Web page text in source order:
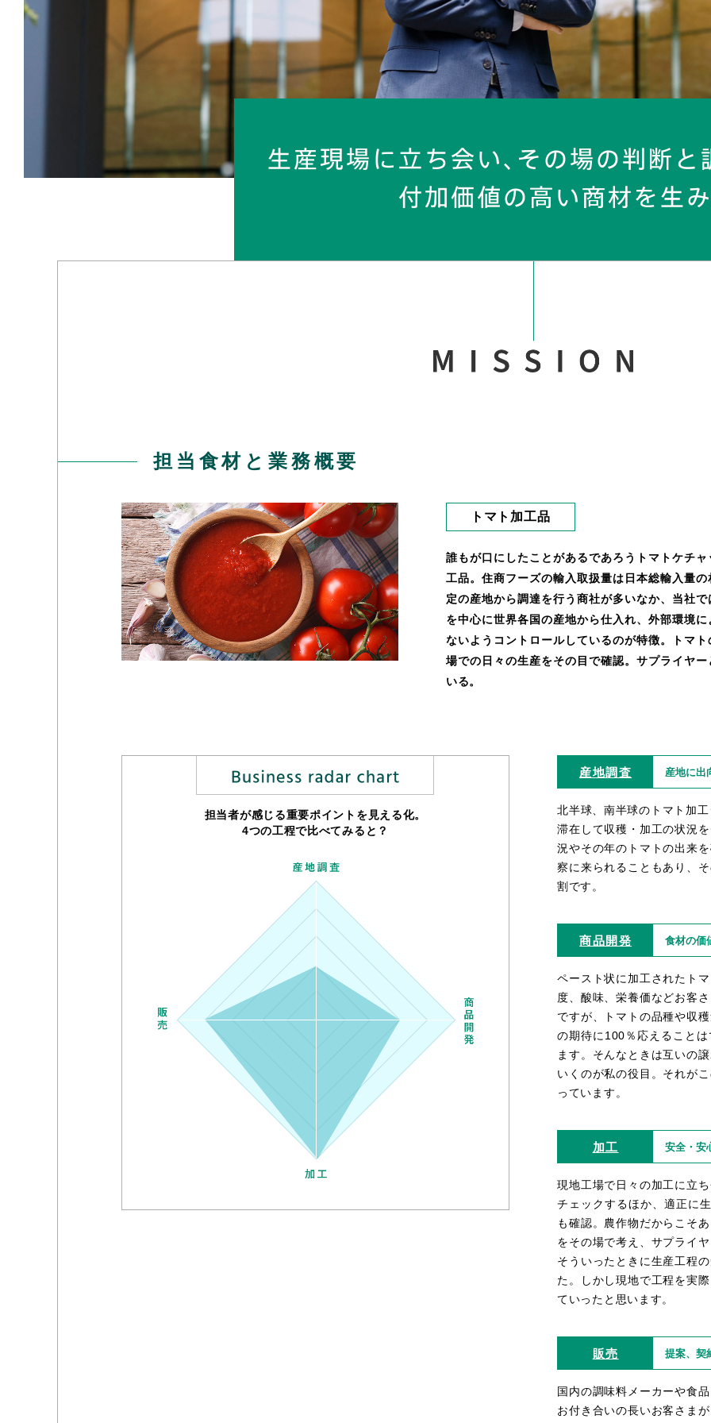
担当食材と業務概要
トマト加工品
誰もが口にしたことがあるであろうトマトケチ
工品。住商フーズの輸入取扱量は日本総輸入量
定の産地から調達を行う商社が多いなか、当社
を中心に世界各国の産地から仕入れ、外部環境
ないようコントロールしているのが特徴。トマ
場での日々の生産をその目で確認。サプライヤ
いる。
担当者が感じる重要ポイントを見える化。
4つの工程で比べてみると？
産地調査 産地に出
北半球、南半球のトマト加
滞在して収穫・加工の状況
況やその年のトマトの出来
察に来られることもあり、
割です。
商品開発 食材の価
ペースト状に加工されたト
度、酸味、栄養価などお客
ですが、トマトの品種や収
の期待に100％応えること
ます。そんなときは互いの
いくのが私の役目。それが
っています。
加工 安全・安
現地工場で日々の加工に立
チェックするほか、適正に
も確認。農作物だからこそ
をその場で考え、サプライ
そういったときに生産工程
た。しかし現地で工程を実
ていったと思います。
販売 提案、契
国内の調味料メーカーや食
お付き合いの長いお客さま